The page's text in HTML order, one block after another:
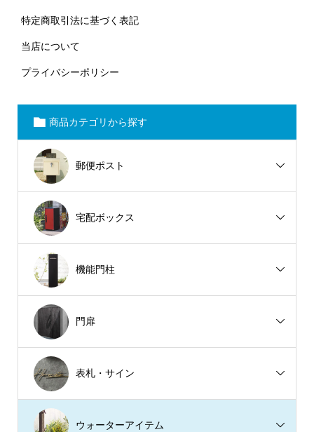
特定商取引法に基づく表記
当店について
プライバシーポリシー
商品カテゴリから探す
郵便ポスト
宅配ボックス
機能門柱
門扉
表札・サイン
ウォーターアイテム